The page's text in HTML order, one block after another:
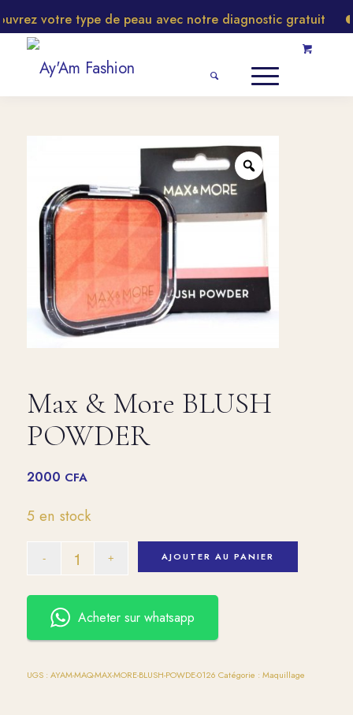
votre type de peau avec notre diagnostic gratuit
Max & More BLUSH
POWDER
2000 CFA
5 en stock
AJOUTER AU PANIER
Acheter sur whatsapp
UGS : AYAM-MAQ-MAX-MORE-BLUSH-POWDE-0126 Catégorie : Maquillage